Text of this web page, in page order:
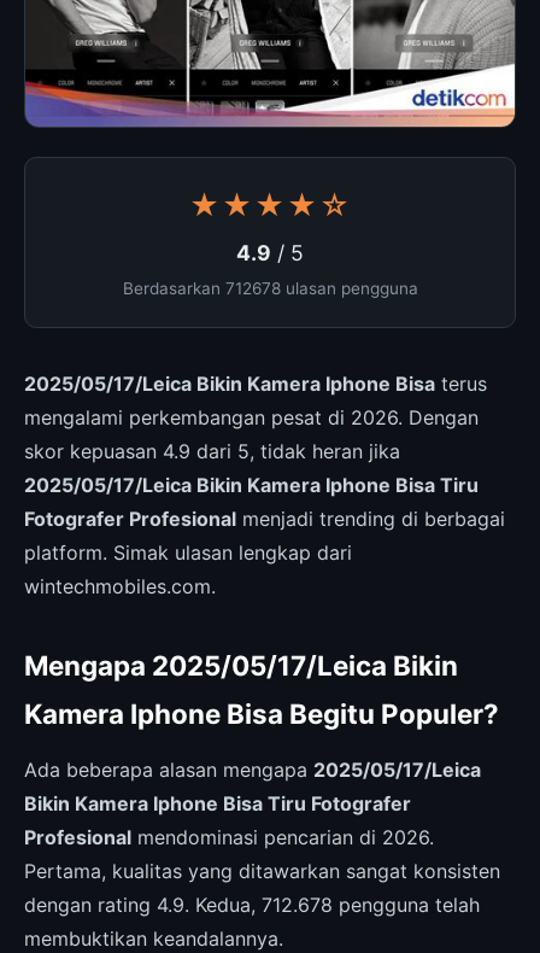
★★★★☆
4.9 / 5
Berdasarkan 712678 ulasan pengguna
2025/05/17/Leica Bikin Kamera Iphone Bisa terus
mengalami perkembangan pesat di 2026. Dengan
skor kepuasan 4.9 dari 5, tidak heran jika
2025/05/17/Leica Bikin Kamera Iphone Bisa Tiru
Fotografer Profesional menjadi trending di berbagai
platform. Simak ulasan lengkap dari
wintechmobiles.com.
Mengapa 2025/05/17/Leica Bikin
Kamera Iphone Bisa Begitu Populer?
Ada beberapa alasan mengapa 2025/05/17/Leica
Bikin Kamera Iphone Bisa Tiru Fotografer
Profesional mendominasi pencarian di 2026.
Pertama, kualitas yang ditawarkan sangat konsisten
dengan rating 4.9. Kedua, 712.678 pengguna telah
membuktikan keandalannya.